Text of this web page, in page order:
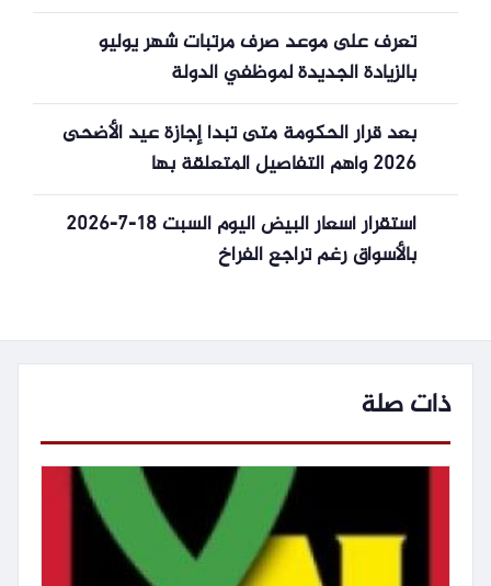
تعرف على موعد صرف مرتبات شهر يوليو
بالزيادة الجديدة لموظفي الدولة
بعد قرار الحكومة متى تبدأ إجازة عيد الأضحى
2026 وأهم التفاصيل المتعلقة بها
استقرار أسعار البيض اليوم السبت 18-7-2026
بالأسواق رغم تراجع الفراخ
ذات صلة